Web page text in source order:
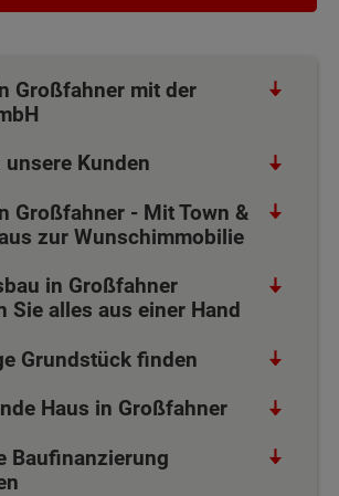
Großfahner mit der
unsere Kunden
Großfahner - Mit Town &
zur Wunschimmobilie
in Großfahner
Sie alles aus einer Hand
Grundstück finden
Haus in Großfahner
Baufinanzierung